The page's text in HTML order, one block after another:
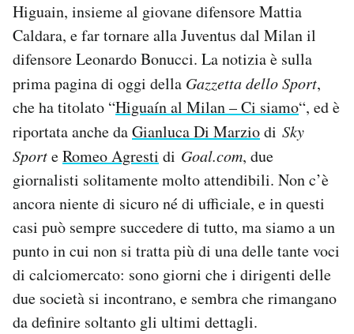
AREA PERSONALE
Area Personale
Newsletter
Notifiche mobile
Hai bisogno di aiuto?
Esci
Higuain, insieme al giovane difensore Mattia
Caldara, e far tornare alla Juventus dal Milan il
difensore Leonardo Bonucci. La notizia è sulla
prima pagina di oggi della Gazzetta dello Sport,
che ha titolato “Higuaín al Milan – Ci siamo“, ed è
riportata anche daGianluca Di Marziodi Sky
SporteRomeo Agresti di Goal.com, due
giornalisti solitamente molto attendibili. Non c’è
ancora niente di sicuro né di ufficiale, e in questi
casi può sempre succedere di tutto, ma siamo a un
punto in cui non si tratta più di una delle tante voci
di calciomercato: sono giorni che i dirigenti delle
due società si incontrano, e sembra che rimangano
da definire soltanto gli ultimi dettagli.